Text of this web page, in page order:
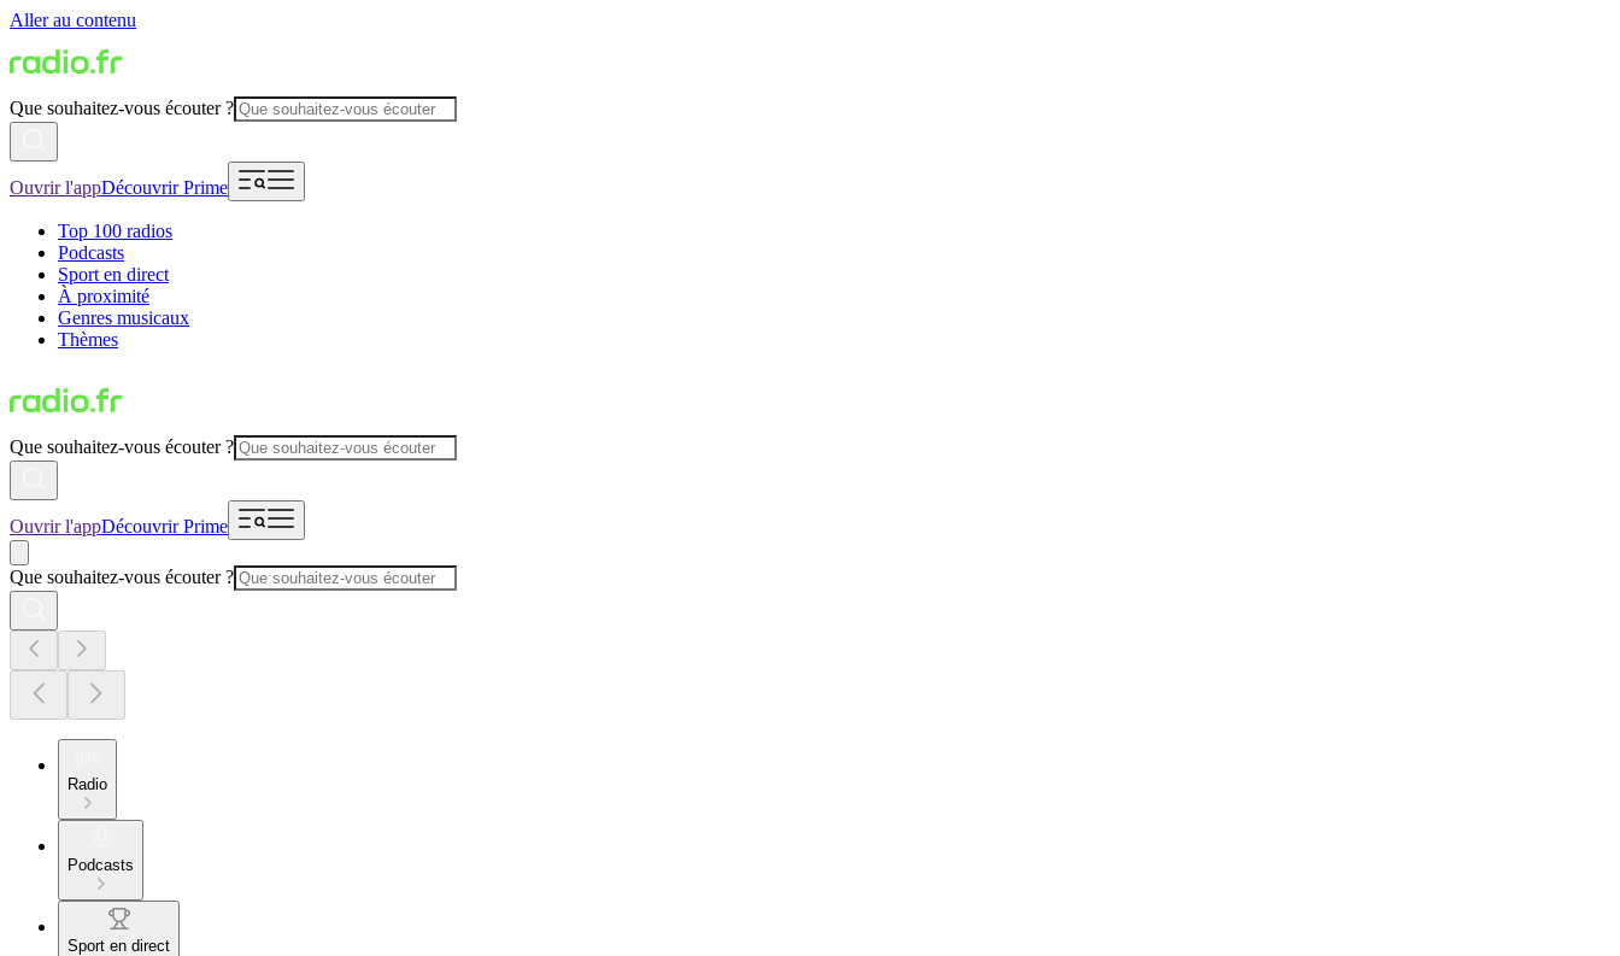
Aller au contenu
Que souhaitez-vous écouter ?
Ouvrir l'appDécouvrir Prime
Top 100 radios
Podcasts
Sport en direct
À proximité
Genres musicaux
Thèmes
Que souhaitez-vous écouter ?
Ouvrir l'appDécouvrir Prime
Que souhaitez-vous écouter ?
Radio
Podcasts
Sport en direct